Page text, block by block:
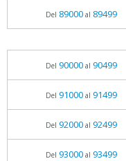
Del 89000al 89499
Del 90000al 90499
Del 91000al 91499
Del 92000al 92499
Del 93000al 93499